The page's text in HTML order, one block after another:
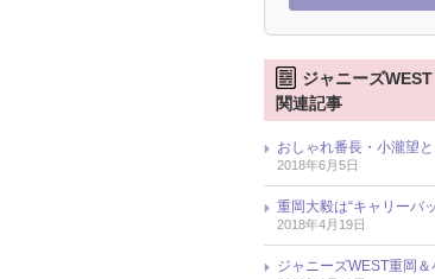
ジャニーズ
関連記事
おしゃれ番長・小瀧望
2018年6月5日
重岡大毅は“キャリーバ
2018年4月19日
ジャニーズWEST重岡